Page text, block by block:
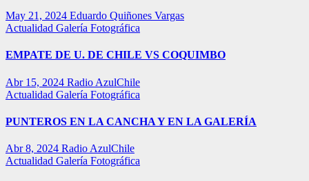
May 21, 2024 Eduardo Quiñones Vargas
Actualidad Galería Fotográfica
EMPATE DE U. DE CHILE VS COQUIMBO
Abr 15, 2024 Radio AzulChile
Actualidad Galería Fotográfica
PUNTEROS EN LA CANCHA Y EN LA GALERÍA
Abr 8, 2024 Radio AzulChile
Actualidad Galería Fotográfica